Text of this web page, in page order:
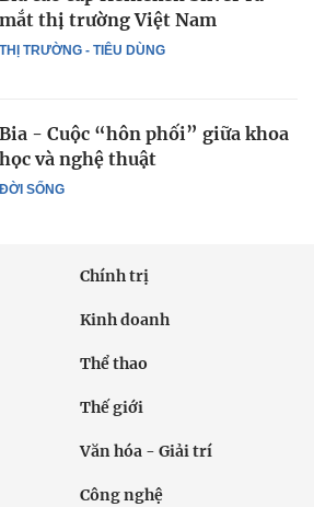
THỊ TRƯỜNG - TIÊU DÙNG
mắt thị trường Việt Nam
ĐỜI SỐNG
Bia - Cuộc “hôn phối” giữa khoa
học và nghệ thuật
Chính trị
Kinh doanh
Thể thao
Thế giới
Văn hóa - Giải trí
Công nghệ